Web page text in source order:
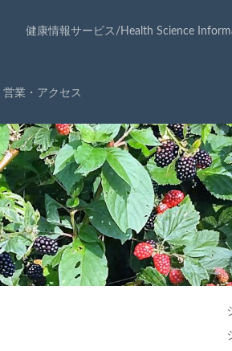
健康情報サービス/Health Science
営業・アクセス